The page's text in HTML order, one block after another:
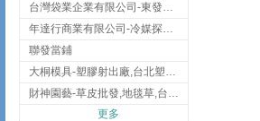
台灣袋業企業有限公司-東發企業社/台中太空袋/太空包
年達行商業有限公司-冷媒探漏儀,壓力錶組,真空泵浦,台北冷凍空調材料
聯發當鋪
大桐模具-塑膠射出廠,台北塑膠射出廠
財神園藝-草皮批發,地毯草,台北草,彰化地毯草,彰化台北草
更多